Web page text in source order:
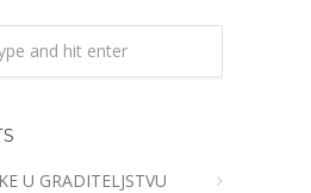
U GRADITELJSTVU